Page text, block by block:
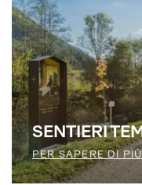
SENTIERI
PER SAPERE DI PIÙ